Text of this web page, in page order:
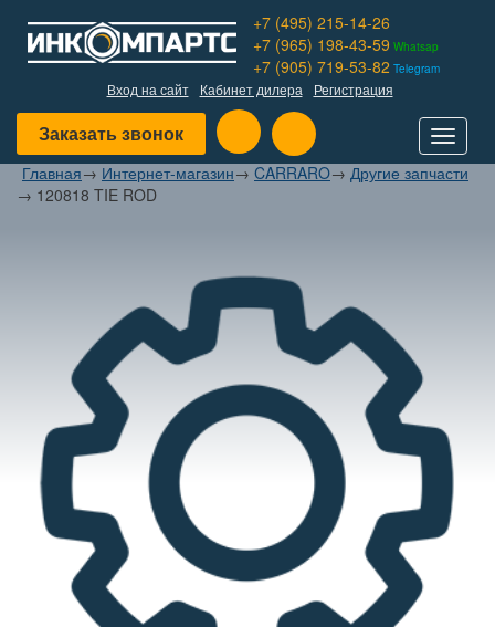
+7 (495) 215-14-26
+7 (965) 198-43-59 Whatsap
+7 (905) 719-53-82 Telegram
Вход на сайт Кабинет дилера Регистрация
Заказать звонок
Toggle
Главная→ Интернет-магазин→ CARRARO→ Другие запчасти
→ 120818 TIE ROD